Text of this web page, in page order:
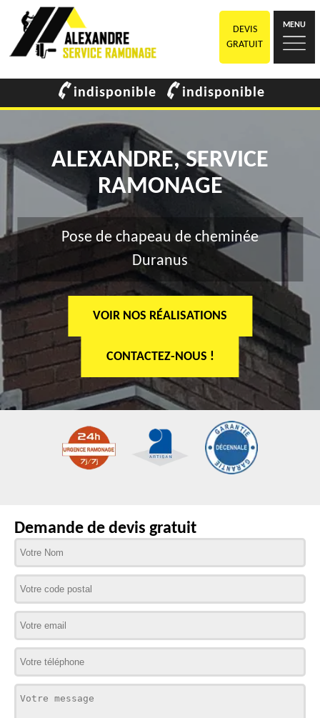
DEVIS
GRATUIT
MENU
indisponible indisponible
ALEXANDRE, SERVICE
RAMONAGE
Pose de chapeau de cheminée
Duranus
VOIR NOS RÉALISATIONS
CONTACTEZ-NOUS !
Demande de devis gratuit